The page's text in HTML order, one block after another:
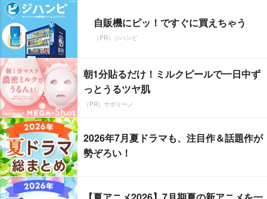
自販機にピッ！ですぐに買えちゃう
（PR）ジハンピ
朝1分貼るだけ！ミルクピールで一日中ず
っとうるツヤ肌
（PR）サボリーノ
2026年7月夏ドラマも、注目作＆話題作が
勢ぞろい！